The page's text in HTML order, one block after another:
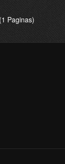
29.90€
Paginas)